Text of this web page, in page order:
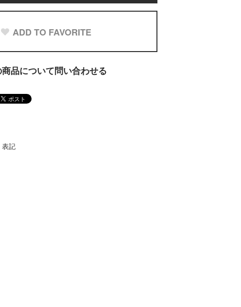
ADD TO FAVORITE
商品について問い合わせる
表記